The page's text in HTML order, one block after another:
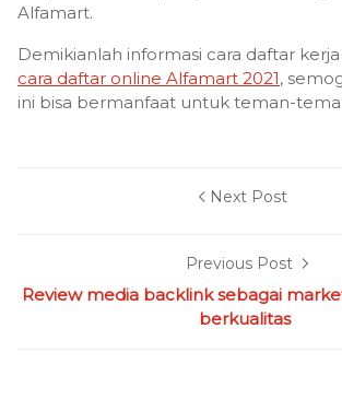
Alfamart.
Demikianlah informasi cara daftar
cara daftar online Alfamart 2021,
ini bisa bermanfaat untuk teman-
Next Post
Previous Post
Review media backlink sebagai
berkualitas